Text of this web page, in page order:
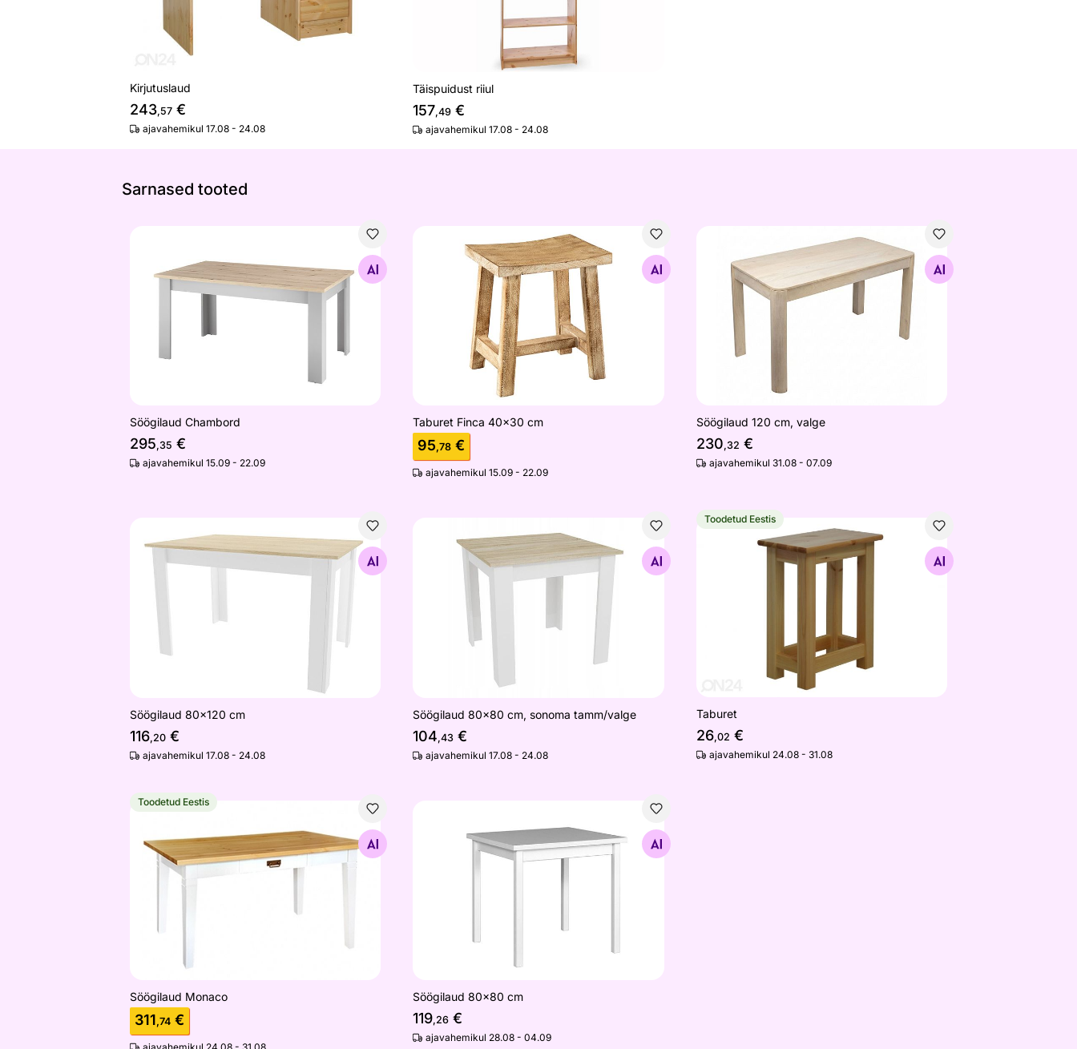
Kirjutuslaud
243,57 €
ajavahemikul 17.08 - 24.08
Täispuidust riiul
157,49 €
ajavahemikul 17.08 - 24.08
Sarnased tooted
Otsi sarnaseid
Söögilaud Chambord
295,35 €
ajavahemikul 15.09 - 22.09
Taburet Finca 40x30 cm
Otsi sarnaseid
Taburet Finca 40x30 cm
95,78 €
ajavahemikul 15.09 - 22.09
Söögilaud 120 cm, valge
Otsi sarnaseid
Söögilaud 120 cm, valge
230,32 €
ajavahemikul 31.08 - 07.09
Söögilaud 80x120 cm
Otsi sarnaseid
Söögilaud 80x120 cm
116,20 €
ajavahemikul 17.08 - 24.08
Söögilaud 80x80 cm, sonoma tamm/valge
Otsi sarnaseid
Söögilaud 80x80 cm, sonoma tamm/valge
104,43 €
ajavahemikul 17.08 - 24.08
Toodetud Eestis
Taburet
26,02 €
ajavahemikul 24.08 - 31.08
Otsi sarnaseid
Toodetud Eestis
Söögilaud Monaco
311,74 €
Otsi sarnaseid
Söögilaud 80x80 cm
119,26 €
ajavahemikul 28.08 - 04.09